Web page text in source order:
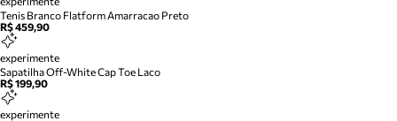
Tenis Branco Flatform Amarracao Preto
R$ 459,90
experimente
Sapatilha Off-White Cap Toe Laco
R$ 199,90
experimente